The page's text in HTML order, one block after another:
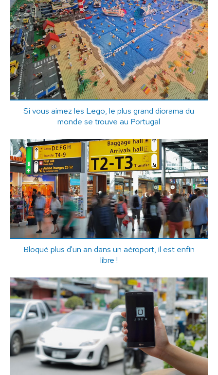
Si vous aimez les Lego, le plus grand diorama du
monde se trouve au Portugal
Bloqué plus d'un an dans un aéroport, il est enfin
libre !